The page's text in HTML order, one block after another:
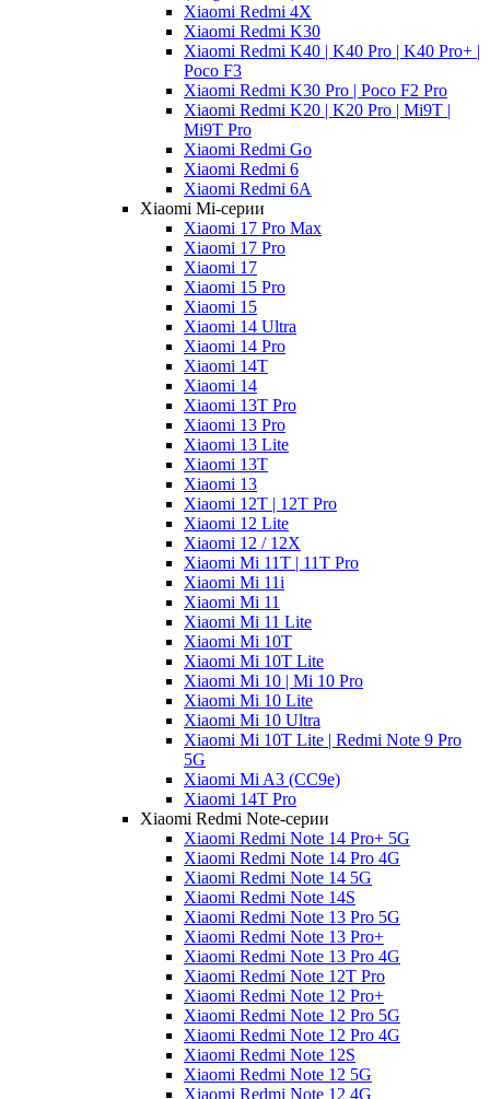
Xiaomi Redmi 4X
Xiaomi Redmi K30
Xiaomi Redmi K40 | K40 Pro | K40 Pro+ |
Poco F3
Xiaomi Redmi K30 Pro | Poco F2 Pro
Xiaomi Redmi K20 | K20 Pro | Mi9T |
Mi9T Pro
Xiaomi Redmi Go
Xiaomi Redmi 6
Xiaomi Redmi 6A
Xiaomi Mi-серии
Xiaomi 17 Pro Max
Xiaomi 17 Pro
Xiaomi 17
Xiaomi 15 Pro
Xiaomi 15
Xiaomi 14 Ultra
Xiaomi 14 Pro
Xiaomi 14T
Xiaomi 14
Xiaomi 13T Pro
Xiaomi 13 Pro
Xiaomi 13 Lite
Xiaomi 13T
Xiaomi 13
Xiaomi 12T | 12T Pro
Xiaomi 12 Lite
Xiaomi 12 / 12X
Xiaomi Mi 11T | 11T Pro
Xiaomi Mi 11i
Xiaomi Mi 11
Xiaomi Mi 11 Lite
Xiaomi Mi 10T
Xiaomi Mi 10T Lite
Xiaomi Mi 10 | Mi 10 Pro
Xiaomi Mi 10 Lite
Xiaomi Mi 10 Ultra
Xiaomi Mi 10T Lite | Redmi Note 9 Pro
5G
Xiaomi Mi A3 (CC9e)
Xiaomi 14T Pro
Xiaomi Redmi Note-серии
Xiaomi Redmi Note 14 Pro+ 5G
Xiaomi Redmi Note 14 Pro 4G
Xiaomi Redmi Note 14 5G
Xiaomi Redmi Note 14S
Xiaomi Redmi Note 13 Pro 5G
Xiaomi Redmi Note 13 Pro+
Xiaomi Redmi Note 13 Pro 4G
Xiaomi Redmi Note 12T Pro
Xiaomi Redmi Note 12 Pro+
Xiaomi Redmi Note 12 Pro 5G
Xiaomi Redmi Note 12 Pro 4G
Xiaomi Redmi Note 12S
Xiaomi Redmi Note 12 5G
Xiaomi Redmi Note 12 4G